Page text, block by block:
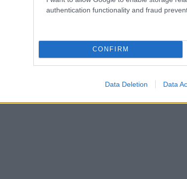
authentication functionality and fraud
CONFIRM
Data Deletion Data